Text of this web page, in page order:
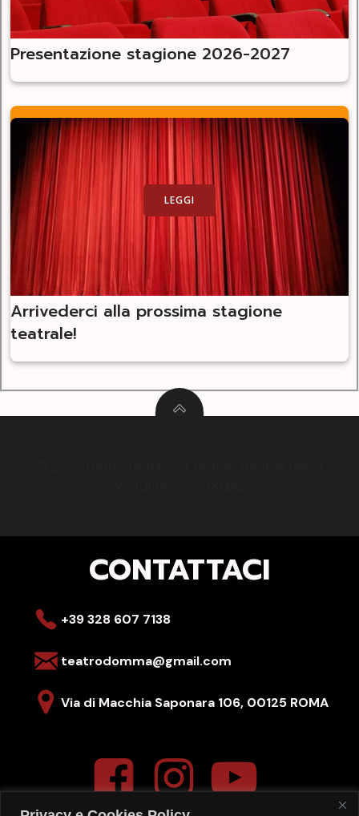
Presentazione stagione 2026-2027
LEGGI
Arrivederci alla prossima stagione
teatrale!
CONTATTACI
+39 328 607 7138
teatrodomma@gmail.com
Via di Macchia Saponara 106, 00125 ROMA